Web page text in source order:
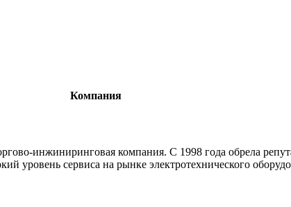
Компания
инжиниринговая компания. C 1998 года обрела
уровень сервиса на рынке электротехнического